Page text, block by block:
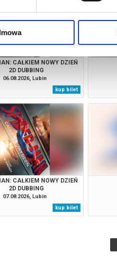
CAŁKIEM NOWY DZIEŃ
2D DUBBING
06.08.2026, Lubin
kup bilet
CAŁKIEM NOWY DZIEŃ
2D DUBBING
07.08.2026, Lubin
kup bilet